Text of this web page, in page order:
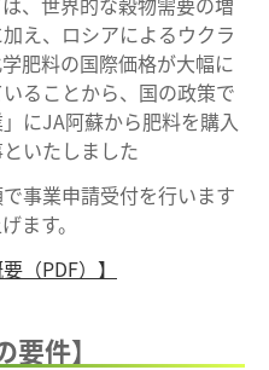
え、ロシアによるウクラ
肥料の国際価格が大幅に
ることから、国の政策で
にJA阿蘇から肥料を購入
いたしました
事業申請受付を行います
ます。
（PDF）】
要件】